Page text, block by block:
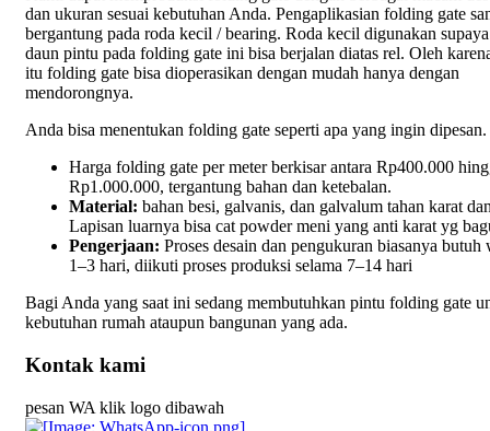
dan ukuran sesuai kebutuhan Anda. Pengaplikasian folding gate
bergantung pada roda kecil / bearing. Roda kecil digunakan
daun pintu pada folding gate ini bisa berjalan diatas rel. Oleh
itu folding gate bisa dioperasikan dengan mudah hanya dengan
mendorongnya.
Anda bisa menentukan folding gate seperti apa yang ingin dipesan.
Harga folding gate per meter berkisar antara Rp400.000
Rp1.000.000, tergantung bahan dan ketebalan.
Material: bahan besi, galvanis, dan galvalum tahan karat
Lapisan luarnya bisa cat powder meni yang anti karat yg
Pengerjaan: Proses desain dan pengukuran biasanya butuh
1–3 hari, diikuti proses produksi selama 7–14 hari
Bagi Anda yang saat ini sedang membutuhkan pintu folding gate
kebutuhan rumah ataupun bangunan yang ada.
Kontak kami
pesan WA klik logo dibawah